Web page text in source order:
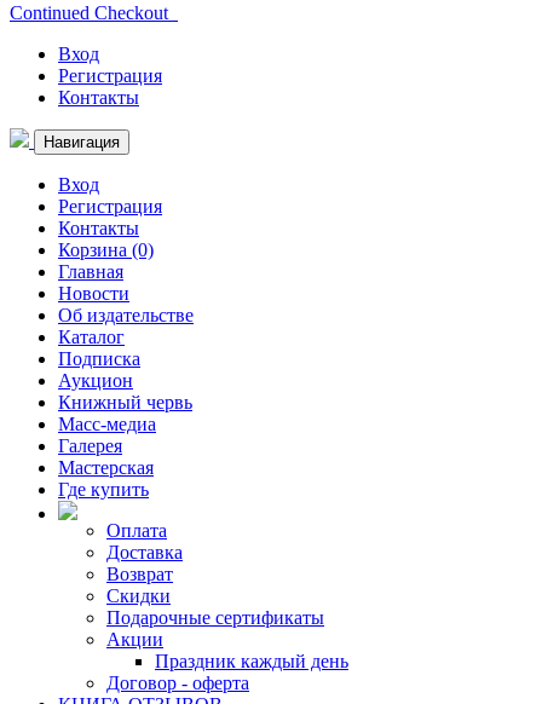
Continued Checkout
Вход
Регистрация
Контакты
Навигация
Вход
Регистрация
Контакты
Корзина (0)
Главная
Новости
Об издательстве
Каталог
Подписка
Аукцион
Книжный червь
Масс-медиа
Галерея
Мастерская
Где купить
Оплата
Доставка
Возврат
Скидки
Подарочные сертификаты
Акции
Праздник каждый день
Договор - оферта